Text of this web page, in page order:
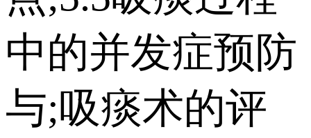
中的并发症预防
与;吸痰术的评